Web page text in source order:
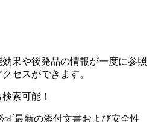
果や後発品の情報が一度に参照
セスができます。
索可能！
最新の添付文書および安全性